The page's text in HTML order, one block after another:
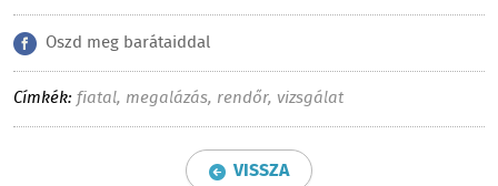
Oszd meg barátaiddal
Címkék: fiatal, megalázás, rendőr, vizsgálat
VISSZA